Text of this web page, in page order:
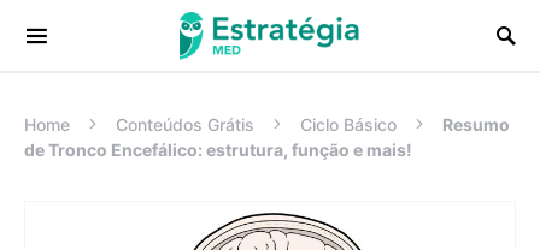
Procurar:
Home Conteúdos Grátis Ciclo Básico
Resumo
de Tronco Encefálico: estrutura, função e mais!